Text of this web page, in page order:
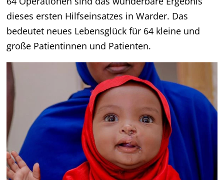
dieses ersten Hilfseinsatzes in Warder. Das
bedeutet neues Lebensglück für 64 kleine und
große Patientinnen und Patienten.